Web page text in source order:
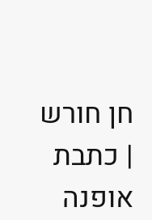
חן חורש
| כתבת
אופנה